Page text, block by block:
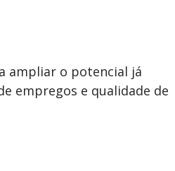
ampliar o potencial já
empregos e qualidade de